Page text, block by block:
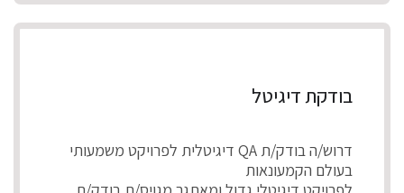
בודקת דיגיטל
דרוש/ה בודק/ת QA דיגיטלית לפרויקט משמעותי
בעולם הקמעונאות